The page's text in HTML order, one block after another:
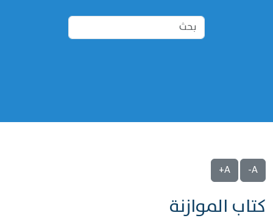
A-
A+
‌‌كتاب الموازنة